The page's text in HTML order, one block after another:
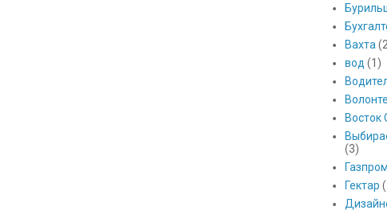
Вахта
вод (1)
Восток
(3)
Гектар